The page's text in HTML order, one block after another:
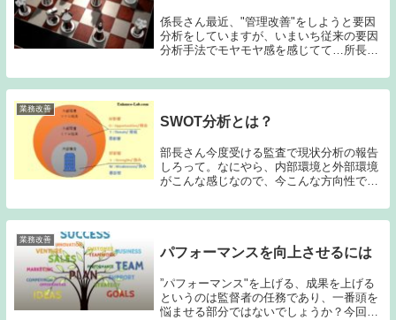
係長さん最近、"管理改善"をしようと要因
分析をしていますが、いまいち従来の要因
分析手法でモヤモヤ感を感じてて…所長要
ですが、やはり現場改善に使いやすい手法
なのだと思います。管理面ではどちらかと
業務改善
SWOT分析とは？
部長さん今度受ける監査で現状分析の報告
しろって。なにやら、内部環境と外部環境
がこんな感じなので、今こんな方向性でや
の監査で聞かれたりしますね。部長さんそ
うそう。で、どうすればいいの？所長求め
業務改善
パフォーマンスを向上させるには
”パフォーマンス"を上げる、成果を上げる
というのは監督者の任務であり、一番頭を
悩ませる部分ではないでしょうか？今回は